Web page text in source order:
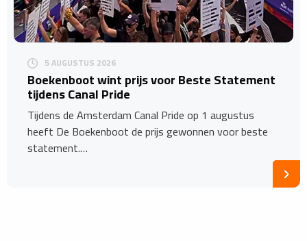
5 AUGUSTUS 2026
Boekenboot wint prijs voor Beste Statement
tijdens Canal Pride
Tijdens de Amsterdam Canal Pride op 1 augustus
heeft De Boekenboot de prijs gewonnen voor beste
statement.…